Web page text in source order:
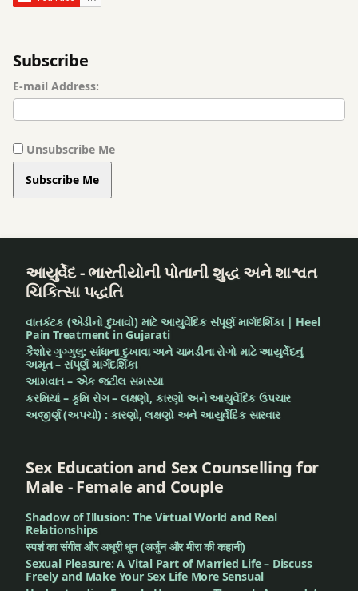
तिथियां
नक्षत्र
समय
पुष्यनक्षत्र
फेयर
स्किन
ग्रोथ
बेस्ट
क्वालिटी
सुवर्णप्राशन
बेहतर
संतान
भारत में
भारतीय
परंपरा
मेमोरी
बूस्टर
मेमोरी
समय
पुष्यनक्षत्र
स्किन
बेबी
क्वालिटी
सुवर्णप्राशन
बेहतर
संतान
भारत में
सुवर्णप्राशन
परंपरा
बूस्टर
मेमोरी
बूस्टर
Subscribe
E-mail Address:
Unsubscribe Me
Subscribe Me
આયુર્વેદ - ભારતીયોની પોતાની શુદ્ધ અને શાશ્વત
ચિકિત્સા પદ્ધતિ
વાતકંટક (એડીનો દુખાવો) માટે આયુર્વેદિક સંપૂર્ણ માર્ગદર્શિકા | Heel
Pain Treatment in Gujarati
કૈશોર ગુગ્ગુલુ: સાંધાના દુખાવા અને ચામડીના રોગો માટે આયુર્વેદનું
અમૃત – સંપૂર્ણ માર્ગદર્શિકા
આમવાત – એક જટીલ સમસ્યા
કરમિયાં – કૃમિ રોગ – લક્ષણો, કારણો અને આયુર્વેદિક ઉપચાર
અજીર્ણ (અપચો) : કારણો, લક્ષણો અને આયુર્વેદિક સારવાર
Sex Education and Sex Counselling for
Male - Female and Couple
Shadow of Illusion: The Virtual World and Real
Relationships
स्पर्श का संगीत और अधूरी धुन (अर्जुन और मीरा की कहानी)
Sexual Pleasure: A Vital Part of Married Life – Discuss
Freely and Make Your Sex Life More Sensual